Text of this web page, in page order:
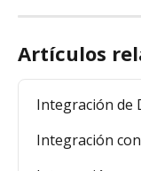
Artículos
Integración de
Integración